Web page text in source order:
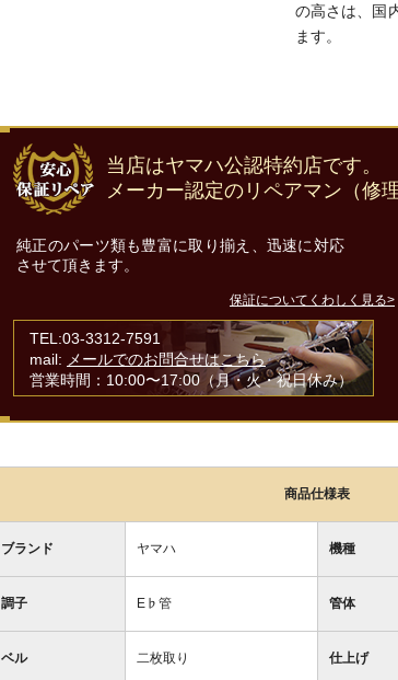
の高さは、国
ます。
当店はヤマハ公認特約店です。
メーカー認定のリペアマン（修
純正のパーツ類も豊富に取り揃え、迅速に対応
させて頂きます。
保証についてくわしく見る>
TEL:03-3312-7591
mail: メールでのお問合せはこちら
営業時間：10:00〜17:00（月・火・祝日休み）
商品仕様表
ブランド ヤマハ 機種
調子 E♭管 管体
ベル 二枚取り 仕上げ